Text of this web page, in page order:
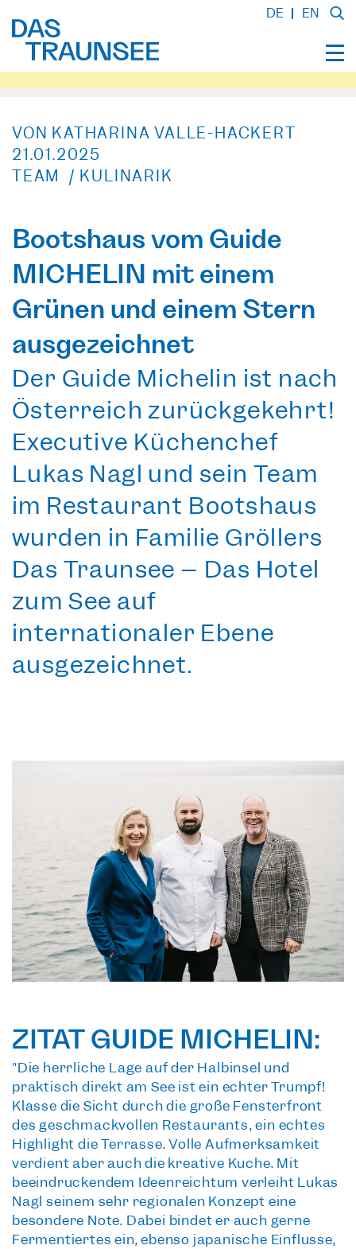
DE EN
VON KATHARINA VALLE-HACKERT
21.01.2025
TEAM / KULINARIK
Bootshaus vom Guide
MICHELIN mit einem
Grünen und einem Stern
ausgezeichnet
Der Guide Michelin ist nach
Österreich zurückgekehrt!
Executive Küchenchef
Lukas Nagl und sein Team
im Restaurant Bootshaus
wurden in Familie Gröllers
Das Traunsee – Das Hotel
zum See auf
internationaler Ebene
ausgezeichnet.
ZITAT GUIDE MICHELIN:
"Die herrliche Lage auf der Halbinsel und
praktisch direkt am See ist ein echter Trumpf!
Klasse die Sicht durch die große Fensterfront
des geschmackvollen Restaurants, ein echtes
Highlight die Terrasse. Volle Aufmerksamkeit
verdient aber auch die kreative Küche. Mit
beeindruckendem Ideenreichtum verleiht Lukas
Nagl seinem sehr regionalen Konzept eine
besondere Note. Dabei bindet er auch gerne
Fermentiertes ein, ebenso japanische Einflüsse,